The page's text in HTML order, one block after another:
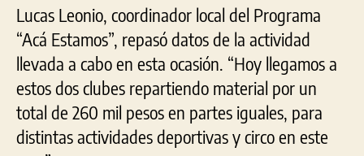
Lucas Leonio, coordinador local del Programa
“Acá Estamos”, repasó datos de la actividad
llevada a cabo en esta ocasión. “Hoy llegamos a
estos dos clubes repartiendo material por un
total de 260 mil pesos en partes iguales, para
distintas actividades deportivas y circo en este